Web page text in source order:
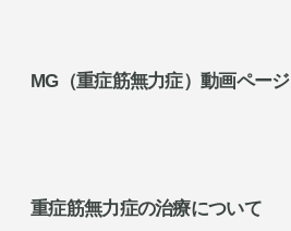
MG（重症筋無力症）動画ページ
重症筋無力症の治療について